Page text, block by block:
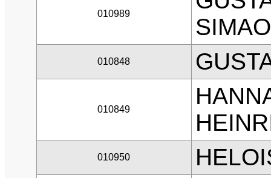
010989
SIMAO
010848
010849
010950